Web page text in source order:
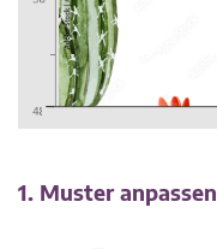
1. Muster anpassen